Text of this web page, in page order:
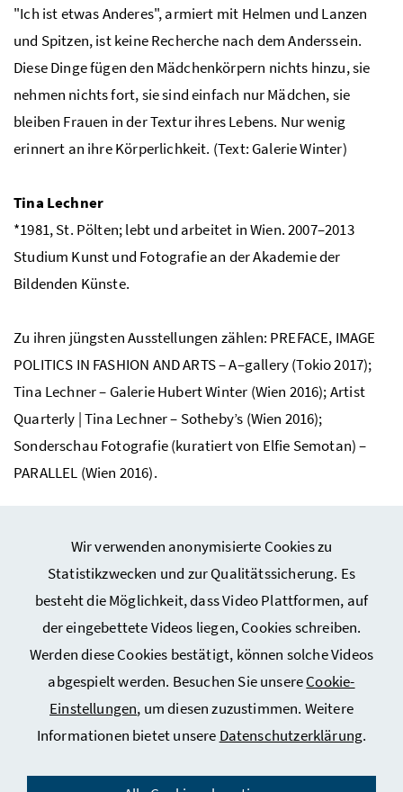
Wir verwenden anonymisierte Cookies zu
Statistikzwecken und zur Qualitätssicherung. Es
besteht die Möglichkeit, dass Video Plattformen, auf
der eingebettete Videos liegen, Cookies schreiben.
Werden diese Cookies bestätigt, können solche Videos
abgespielt werden. Besuchen Sie unsereCookie-
Einstellungen, um diesen zuzustimmen. Weitere
Informationen bietet unsere Datenschutzerklärung.
"Ich ist etwas Anderes", armiert mit Helmen und Lanzen
und Spitzen, ist keine Recherche nach dem Anderssein.
Diese Dinge fügen den Mädchenkörpern nichts hinzu, sie
nehmen nichts fort, sie sind einfach nur Mädchen, sie
bleiben Frauen in der Textur ihres Lebens. Nur wenig
erinnert an ihre Körperlichkeit. (Text: Galerie Winter)
Tina Lechner
*1981, St. Pölten; lebt und arbeitet in Wien. 2007–2013
Studium Kunst und Fotografie an der Akademie der
Bildenden Künste.
Zu ihren jüngsten Ausstellungen zählen: PREFACE, IMAGE
POLITICS IN FASHION AND ARTS– A–gallery(Tokio 2017);
Tina Lechner – Galerie Hubert Winter (Wien 2016); Artist
Quarterly | Tina Lechner – Sotheby’s (Wien 2016);
Sonderschau Fotografie (kuratiert von Elfie Semotan) –
PARALLEL (Wien 2016).
Webseiten Kunst und Kultur
Service